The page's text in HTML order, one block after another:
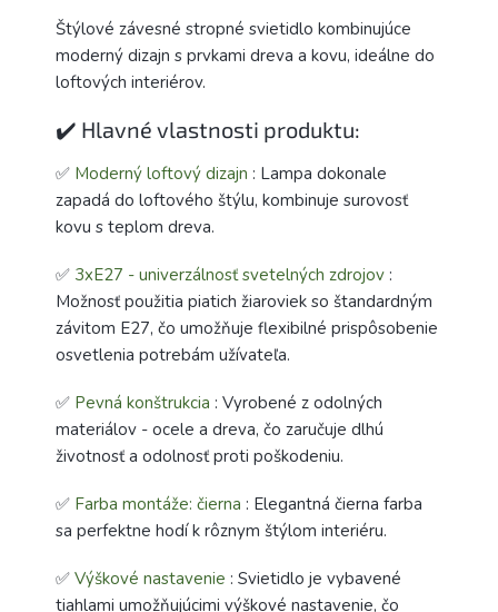
Štýlové závesné stropné svietidlo kombinujúce
moderný dizajn s prvkami dreva a kovu, ideálne do
loftových interiérov.
✔️ Hlavné vlastnosti produktu:
✅ Moderný loftový dizajn : Lampa dokonale
zapadá do loftového štýlu, kombinuje surovosť
kovu s teplom dreva.
✅ 3xE27 - univerzálnosť svetelných zdrojov :
Možnosť použitia piatich žiaroviek so štandardným
závitom E27, čo umožňuje flexibilné prispôsobenie
osvetlenia potrebám užívateľa.
✅ Pevná konštrukcia : Vyrobené z odolných
materiálov - ocele a dreva, čo zaručuje dlhú
životnosť a odolnosť proti poškodeniu.
✅ Farba montáže: čierna : Elegantná čierna farba
sa perfektne hodí k rôznym štýlom interiéru.
✅ Výškové nastavenie : Svietidlo je vybavené
tiahlami umožňujúcimi výškové nastavenie, čo